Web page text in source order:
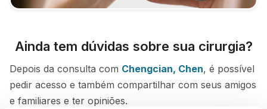
Ainda tem dúvidas sobre sua cirurgia?
Depois da consulta com Chengcian, Chen, é possível
pedir acesso e também compartilhar com seus amigos
e familiares e ter opiniões.